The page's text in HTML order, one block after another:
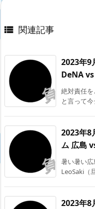
 関連記事
2023年9
DeNA
絶対責任を
と言って
2023年8
ム 広島
暑い暑い
LeoSaki（
2023年8